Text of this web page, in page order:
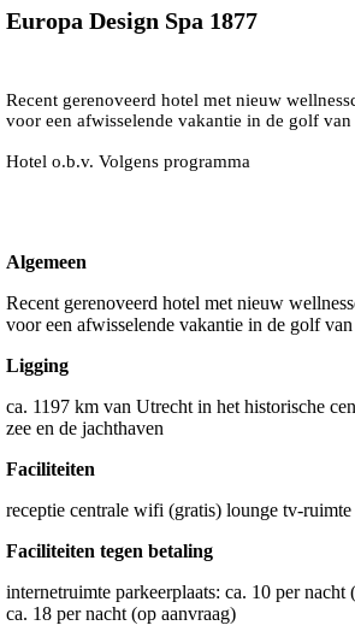
Europa Design Spa 1877
Recent gerenoveerd hotel met nieuw
voor een afwisselende vakantie in de golf
Hotel o.b.v. Volgens programma
Algemeen
Recent gerenoveerd hotel met nieuw
voor een afwisselende vakantie in de golf
Ligging
ca. 1197 km van Utrecht in het historische
zee en de jachthaven
Faciliteiten
receptie centrale wifi (gratis) lounge tv-
Faciliteiten tegen betaling
internetruimte parkeerplaats: ca. 10 per nacht
ca. 18 per nacht (op aanvraag)